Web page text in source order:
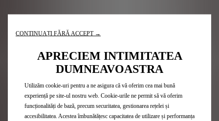
N°7 E-TENSE
N°7 HYBRID
CONTINUAȚI FĂRĂ ACCEPT →
APRECIEM INTIMITATEA
DUMNEAVOASTRA
Utilizăm cookie-uri pentru a ne asigura că vă oferim cea mai bună
experiență pe site-ul nostru web. Cookie-urile ne permit să vă oferim
funcționalități de bază, precum securitatea, gestionarea rețelei și
accesibilitatea. Acestea îmbunătățesc capacitatea de utilizare și performanța